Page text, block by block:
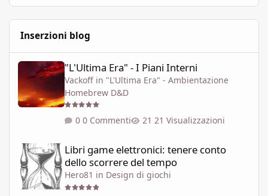
Inserzioni blog
"L'Ultima Era" - I Piani Interni
Vackoffin "L'Ultima Era" - Ambientazione
Homebrew D&D
0 Commenti
21 Visualizzazioni
Libri game elettronici: tenere conto dello scorrere del tempo
Libri game elettronici: tenere conto
dello scorrere del tempo
Hero81 in Design di giochi